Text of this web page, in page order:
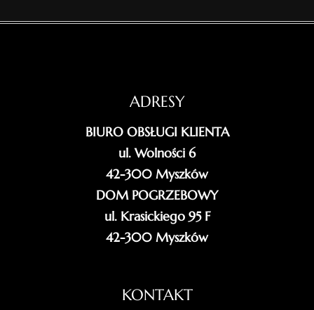
ADRESY
BIURO OBSŁUGI KLIENTA
ul. Wolności 6
42-300 Myszków
DOM POGRZEBOWY
ul. Krasickiego 95 F
42-300 Myszków
KONTAKT